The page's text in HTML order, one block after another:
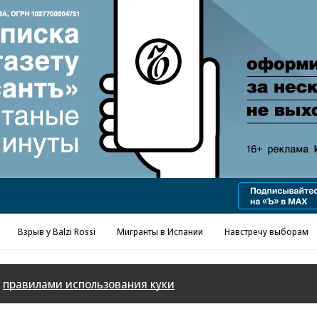
Реклама в «Ъ» www.kommersant.ru/ad
Взрыв у Balzi Rossi Мигранты в Испании Навстречу выборам
правилами использования куки